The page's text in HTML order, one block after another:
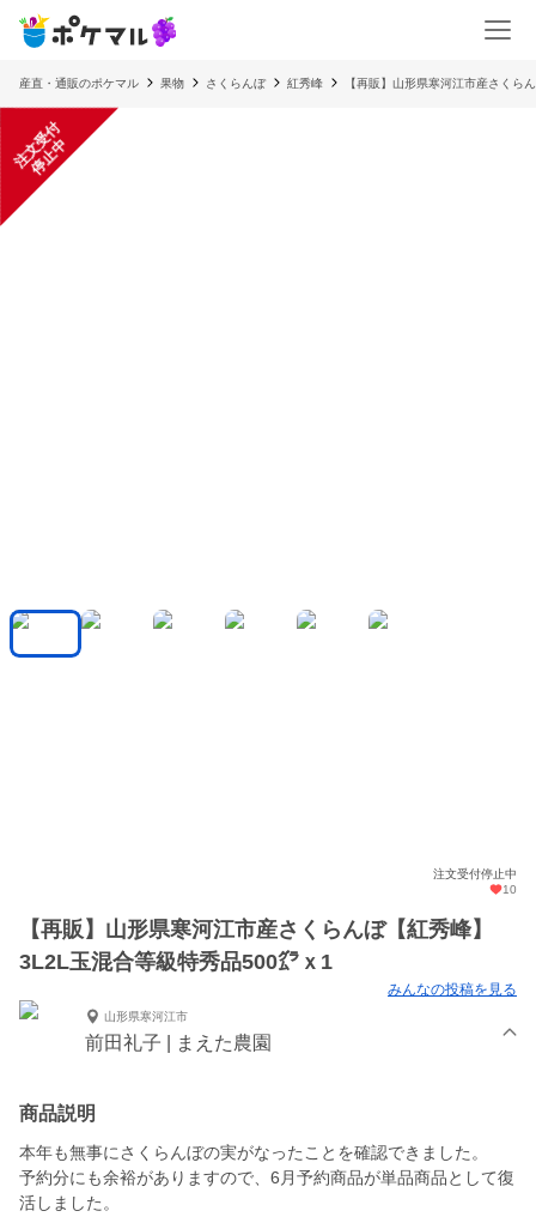
産直・通販のポケマル 果物 さくらんぼ 紅秀峰 【再販】山形県寒河江市産さくら
注
文
受
付
停
止
中
注文受付停止中
10
【再販】山形県寒河江市産さくらんぼ【紅秀峰】
3L2L玉混合等級特秀品500㌘ｘ1
みんなの投稿を見る
山形県寒河江市
前田礼子 | まえた農園
商品説明
本年も無事にさくらんぼの実がなったことを確認できました。
予約分にも余裕がありますので、6月予約商品が単品商品として復
活しました。